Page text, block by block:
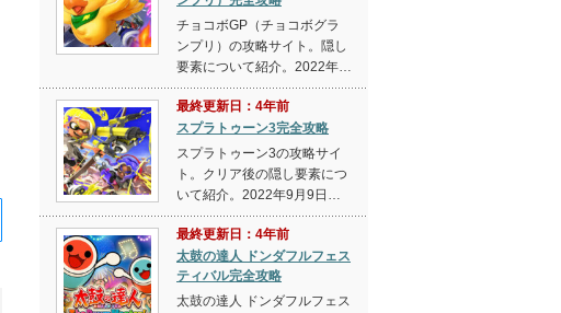
チョコボGP（チョコボグラ
ンプリ）の攻略サイト。隠し
要素について紹介。2022年…
最終更新日：4年前
スプラトゥーン3完全攻略
スプラトゥーン3の攻略サイ
ト。クリア後の隠し要素につ
いて紹介。2022年9月9日…
最終更新日：4年前
太鼓の達人 ドンダフルフェス
ティバル完全攻略
太鼓の達人 ドンダフルフェス